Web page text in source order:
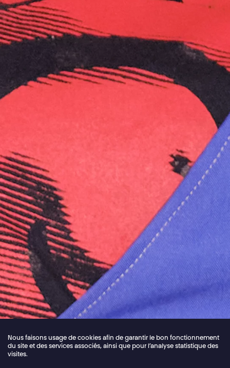
Nous faisons usage de cookies afin de garantir le bon fonctionnement
du site et des services associés, ainsi que pour l’analyse statistique des
visites.